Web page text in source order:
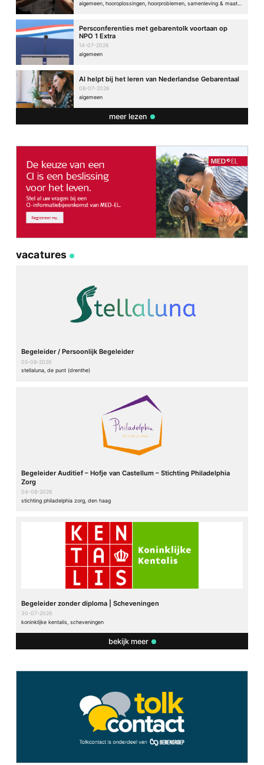
Persconferenties met gebarentolk voortaan op
NPO 1 Extra
14-07-2026
algemeen
AI helpt bij het leren van Nederlandse Gebarentaal
08-07-2026
algemeen
meer lezen
vacatures
Begeleider / Persoonlijk Begeleider
05-08-2026
stellaluna, de punt (drenthe)
Begeleider Auditief – Hofje van Castellum – Stichting Philadelphia
Zorg
04-08-2026
stichting philadelphia zorg, den haag
Begeleider zonder diploma | Scheveningen
30-07-2026
koninklijke kentalis, scheveningen
bekijk meer